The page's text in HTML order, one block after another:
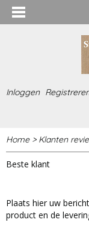
Inloggen
Home> Klanten
Beste klant
Plaats hier uw
product en de